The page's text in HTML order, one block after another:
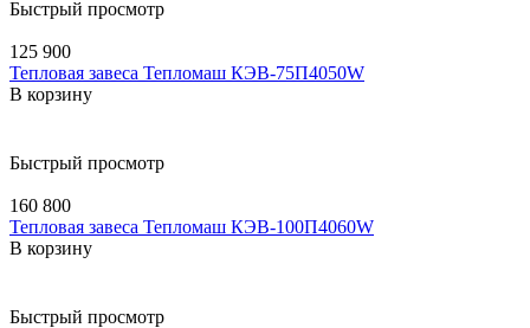
Быстрый просмотр
125 900
Тепловая завеса Тепломаш КЭВ-75П4050W
В корзину
Быстрый просмотр
160 800
Тепловая завеса Тепломаш КЭВ-100П4060W
В корзину
Быстрый просмотр